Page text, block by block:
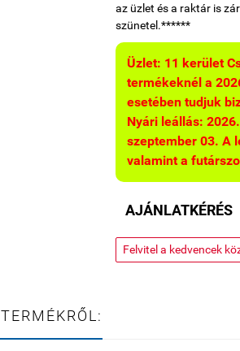
az üzlet és a raktár is
szünetel.******
Üzlet: 11 kerület
termékeknél a
esetében tudjuk
Nyári leállás:
szeptember 03. A
valamint a
AJÁNLATKÉRÉS
Felvitel a kedvencek